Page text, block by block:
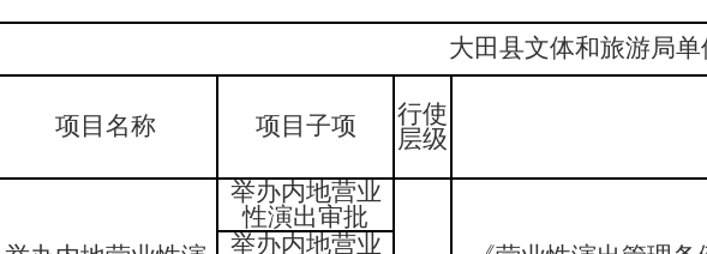
大田县文体和旅游局
项目名称 项目子项
行使
层级
举办内地营业
性演出审批
举办内地营业